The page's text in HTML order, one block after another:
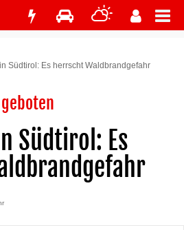
Südtirol: Es herrscht Waldbrandgefahr
Südtirol: Es